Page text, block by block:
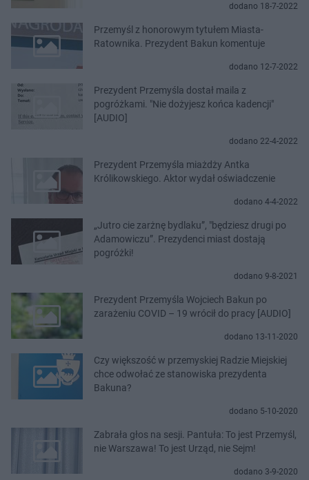
dodano 18-7-2022
Przemyśl z honorowym tytułem Miasta-
Ratownika. Prezydent Bakun komentuje
dodano 12-7-2022
Prezydent Przemyśla dostał maila z
pogróżkami. "Nie dożyjesz końca kadencji"
[AUDIO]
dodano 22-4-2022
Prezydent Przemyśla miażdży Antka
Królikowskiego. Aktor wydał oświadczenie
dodano 4-4-2022
„Jutro cie zarżnę bydlaku”, "będziesz drugi po
Adamowiczu”. Prezydenci miast dostają
pogróżki!
dodano 9-8-2021
Prezydent Przemyśla Wojciech Bakun po
zarażeniu COVID – 19 wrócił do pracy [AUDIO]
dodano 13-11-2020
Czy większość w przemyskiej Radzie Miejskiej
chce odwołać ze stanowiska prezydenta
Bakuna?
dodano 5-10-2020
Zabrała głos na sesji. Pantuła: To jest Przemyśl,
nie Warszawa! To jest Urząd, nie Sejm!
dodano 3-9-2020